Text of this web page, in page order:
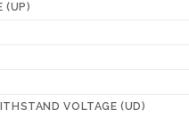
(UP)
VOLTAGE (UD)